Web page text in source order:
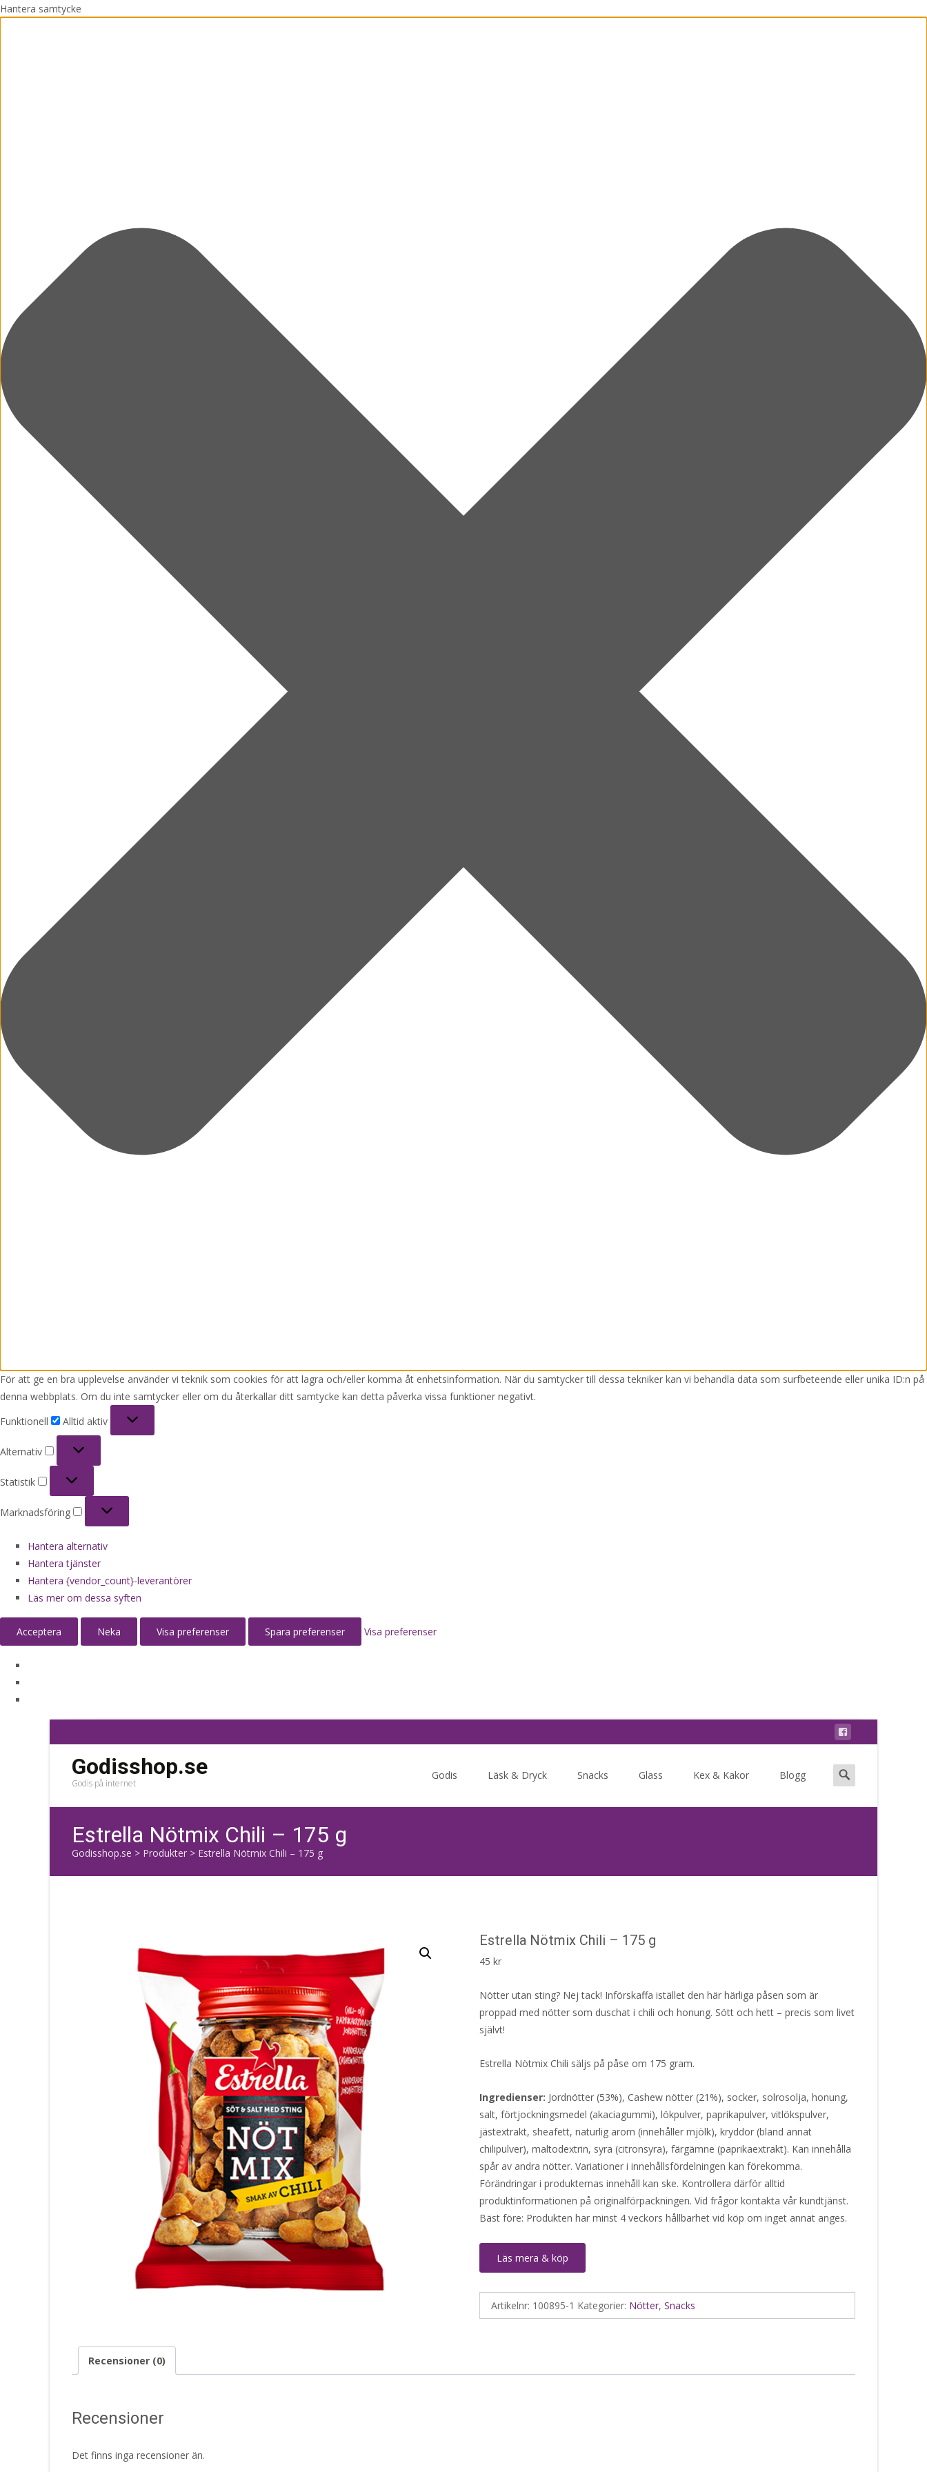
Hantera samtycke
För att ge en bra upplevelse använder vi teknik som cookies för att lagra och/eller komma åt enhetsinformation. När du samtycker till dessa tekniker kan vi behandla data som surfbeteende eller unika ID:n på
denna webbplats. Om du inte samtycker eller om du återkallar ditt samtycke kan detta påverka vissa funktioner negativt.
Funktionell
Alltid aktiv
Alternativ
Statistik
Marknadsföring
Hantera alternativ
Hantera tjänster
Hantera {vendor_count}-leverantörer
Läs mer om dessa syften
Acceptera Neka Visa preferenser Spara preferenser Visa preferenser
Godisshop.se
Godis på internet
Godis Läsk & Dryck Snacks Glass Kex & Kakor Blogg
Search
for:
Estrella Nötmix Chili – 175 g
Godisshop.se > Produkter > Estrella Nötmix Chili – 175 g
Estrella Nötmix Chili – 175 g
45 kr
Nötter utan sting? Nej tack! Införskaffa istället den här härliga påsen som är
proppad med nötter som duschat i chili och honung. Sött och hett – precis som livet
självt!
Estrella Nötmix Chili säljs på påse om 175 gram.
Ingredienser: Jordnötter (53%), Cashew nötter (21%), socker, solrosolja, honung,
salt, förtjockningsmedel (akaciagummi), lökpulver, paprikapulver, vitlökspulver,
jästextrakt, sheafett, naturlig arom (innehåller mjölk), kryddor (bland annat
chilipulver), maltodextrin, syra (citronsyra), färgämne (paprikaextrakt). Kan innehålla
spår av andra nötter. Variationer i innehållsfördelningen kan förekomma.
Förändringar i produkternas innehåll kan ske. Kontrollera därför alltid
produktinformationen på originalförpackningen. Vid frågor kontakta vår kundtjänst.
Bäst före: Produkten har minst 4 veckors hållbarhet vid köp om inget annat anges.
Läs mera & köp
Artikelnr: 100895-1 Kategorier: Nötter, Snacks
Recensioner (0)
Recensioner
Det finns inga recensioner än.